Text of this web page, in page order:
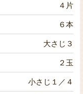
４片
６本
大さじ３
２玉
小さじ１／４